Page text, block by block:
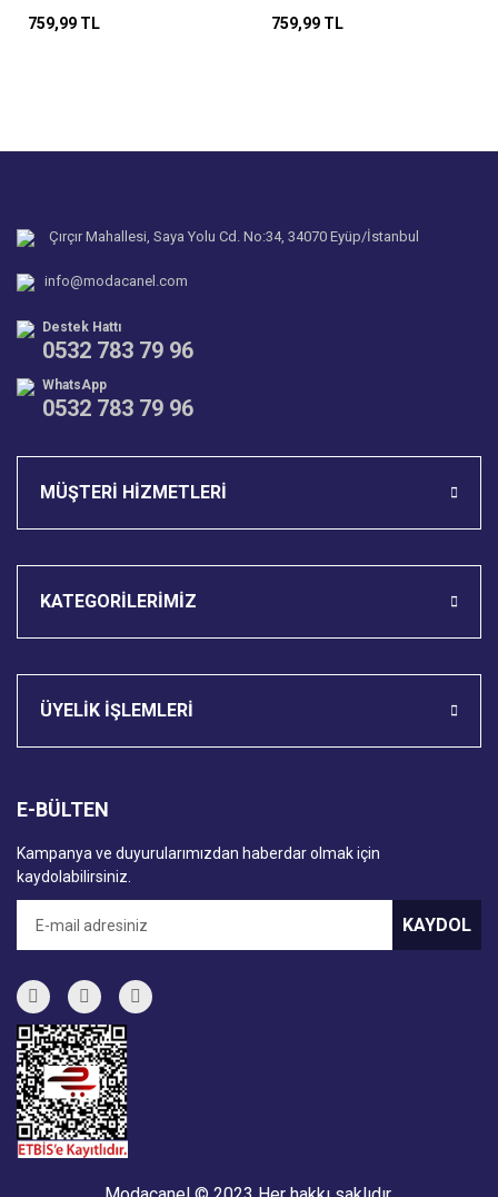
759,99 TL 759,99 TL
Çırçır Mahallesi, Saya Yolu Cd. No:34, 34070 Eyüp/İstanbul
info@modacanel.com
Destek Hattı
0532 783 79 96
WhatsApp
0532 783 79 96
MÜŞTERİ HİZMETLERİ
KATEGORİLERİMİZ
ÜYELİK İŞLEMLERİ
E-BÜLTEN
Kampanya ve duyurularımızdan haberdar olmak için
kaydolabilirsiniz.
KAYDOL